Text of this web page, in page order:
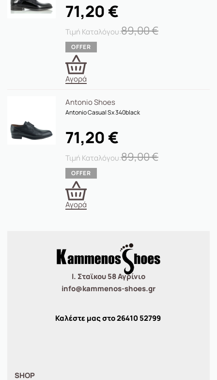
89,00€
71,20 €
Αγορά
Antonio Shoes
Antonio Casual Sx 340black
89,00€
71,20 €
Αγορά
Ι. Σταϊκου 58 Αγρίνιο
info@kammenos-shoes.gr
Καλέστε μας στο26410 52799
SHOP